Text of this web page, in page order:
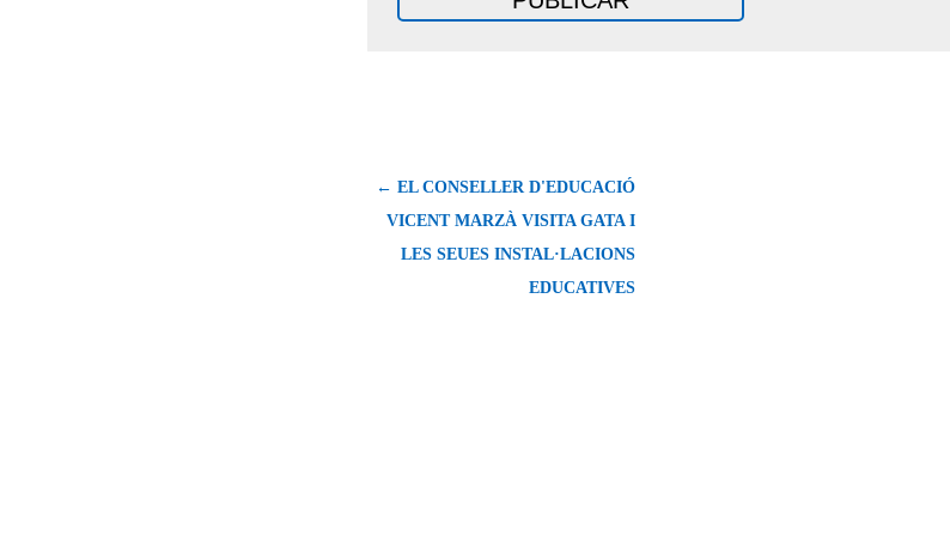
← EL CONSELLER D'EDUCACIÓ
VICENT MARZÀ VISITA GATA I
LES SEUES INSTAL·LACIONS
EDUCATIVES